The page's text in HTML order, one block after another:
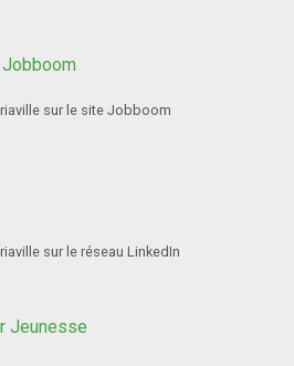
sur le site Jobboom
sur le réseau LinkedIn